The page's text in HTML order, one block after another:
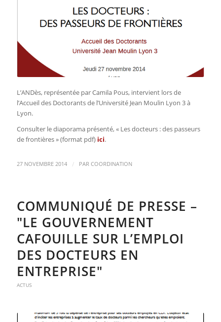
L’ANDès, représentée par Camila Pous, intervient lors de
l’Accueil des Doctorants de l’Université Jean Moulin Lyon 3 à
Lyon.
Consulter le diaporama présenté, « Les docteurs : des passeurs
de frontières » (format pdf) ici.
27 NOVEMBRE 2014 / PAR COORDINATION
COMMUNIQUÉ DE PRESSE –
"LE GOUVERNEMENT
CAFOUILLE SUR L’EMPLOI
DES DOCTEURS EN
ENTREPRISE"
ACTUS